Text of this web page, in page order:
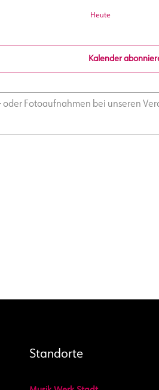
Heute
Kalender
Fotoaufnahmen bei unseren
Standorte